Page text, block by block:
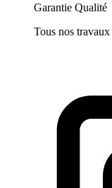
Garantie Qualité
Tous nos